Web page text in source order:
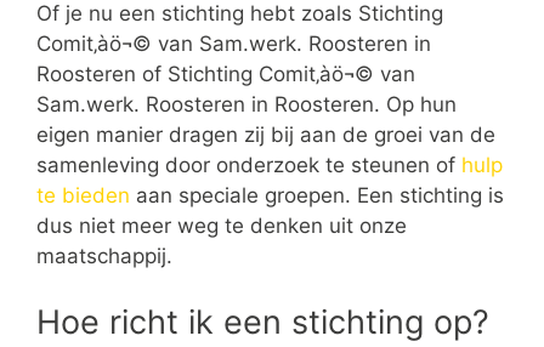
Of je nu een stichting hebt zoals Stichting
Comit‚àö¬© van Sam.werk. Roosteren in
Roosteren of Stichting Comit‚àö¬© van
Sam.werk. Roosteren in Roosteren. Op hun
eigen manier dragen zij bij aan de groei van de
samenleving door onderzoek te steunen of hulp
te bieden aan speciale groepen. Een stichting is
dus niet meer weg te denken uit onze
maatschappij.
Hoe richt ik een stichting op?